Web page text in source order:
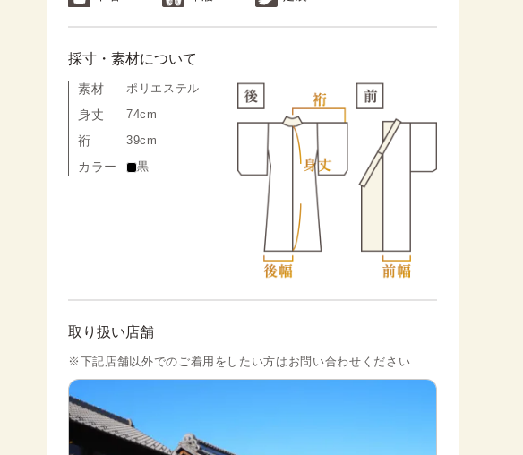
採寸・素材について
素材 ポリエステル
身丈 74cm
裄 39cm
カラー 黒
取り扱い店舗
※下記店舗以外でのご着用をしたい方はお問い合わせください